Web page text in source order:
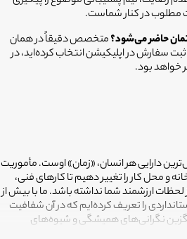
مطلوب در کنار شماست.
حاضر می‌شود؟متخصص دقیقاً در همان
سفارش در اپلیکیشن انتخاب کرده‌اید، در
خواهد بود.
دارایی هر انسان، «زمان» اوست. مأموریت
و محل کار را تغییر دهیم تا کارهای فنی،
ارزشمند شما نداشته باشد. ما با بیش از
را تعریف کرده‌ایم که در آن شفافیت
نگرانی‌های همیشگی و شیوه‌های